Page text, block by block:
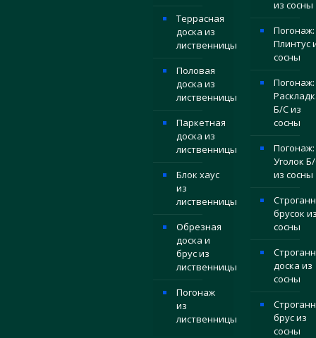
Террасная
доска из
лиственницы
Половая
доска из
лиственницы
Паркетная
доска из
лиственницы
Блок хаус
из
лиственницы
Обрезная
доска и
брус из
лиственницы
Погонаж
из
лиственницы
из сосны
Погонаж:
Плинтус
сосны
Погонаж:
Б/С из
сосны
Погонаж:
Уголок
из сосны
брусок
сосны
доска из
сосны
брус из
сосны